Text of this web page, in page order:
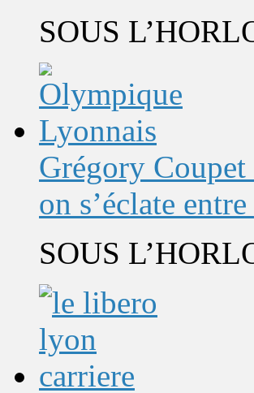
SOUS
Grégory Coupet
on s’éclate
SOUS